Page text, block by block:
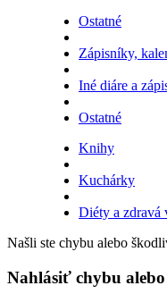
Ostatné
Zápisníky,
Iné diáre a
Ostatné
Knihy
Kuchárky
Diéty a zdravá
Našli ste chybu alebo
Nahlásiť chybu